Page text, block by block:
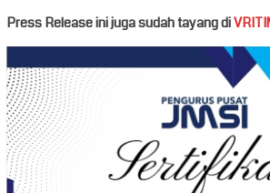
Press Release ini juga sudah tayang di